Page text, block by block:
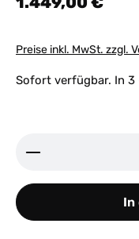
Preise inkl. MwSt. zzgl.
Sofort verfügbar. In 3
Produkt Anzahl:
In